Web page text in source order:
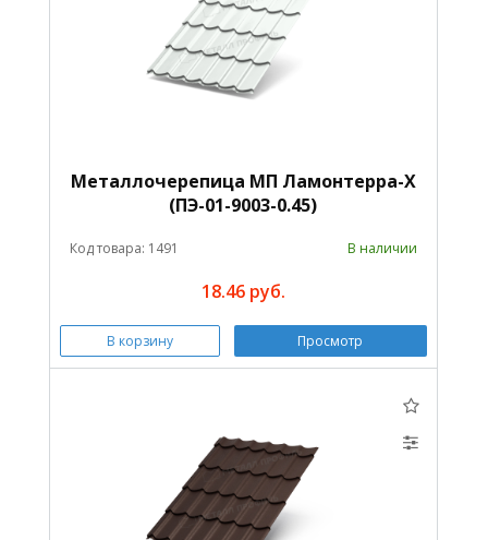
Металлочерепица МП Ламонтерра-X
(ПЭ-01-9003-0.45)
Код товара: 1491 В наличии
18.46 руб.
В корзину Просмотр